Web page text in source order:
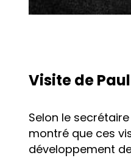
Visite de
Selon le
montré que ces
développement